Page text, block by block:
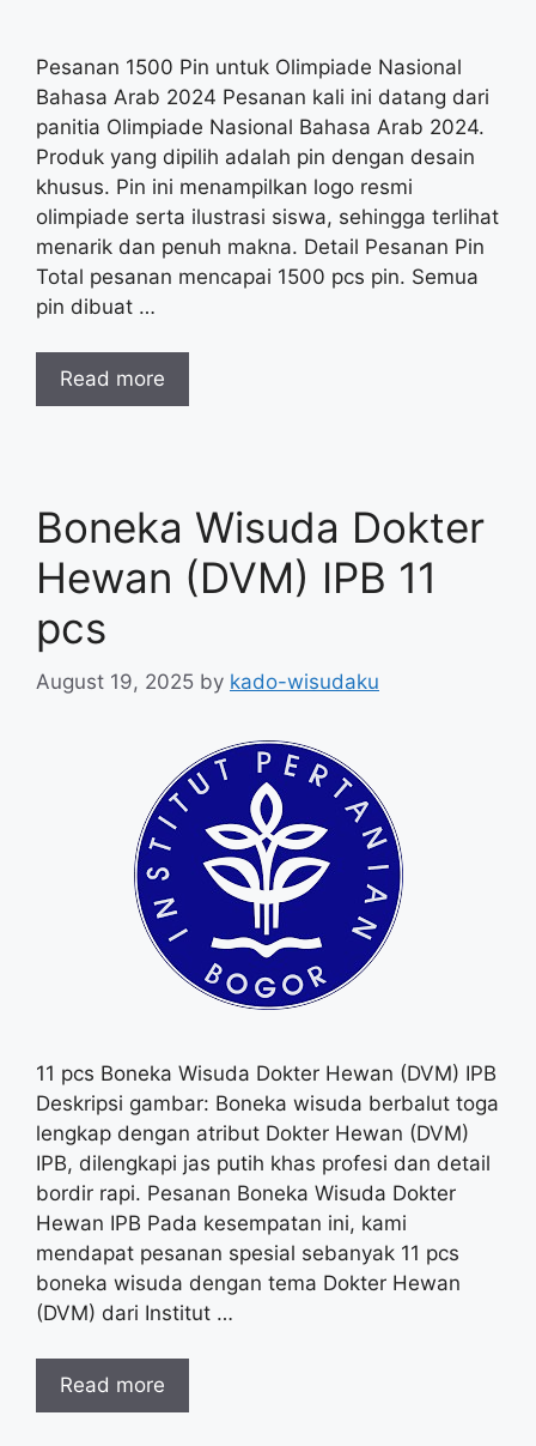
Pesanan 1500 Pin untuk Olimpiade Nasional
Bahasa Arab 2024 Pesanan kali ini datang dari
panitia Olimpiade Nasional Bahasa Arab 2024.
Produk yang dipilih adalah pin dengan desain
khusus. Pin ini menampilkan logo resmi
olimpiade serta ilustrasi siswa, sehingga terlihat
menarik dan penuh makna. Detail Pesanan Pin
Total pesanan mencapai 1500 pcs pin. Semua
pin dibuat …
Read more
Boneka Wisuda Dokter
Hewan (DVM) IPB 11
pcs
August 19, 2025 by kado-wisudaku
11 pcs Boneka Wisuda Dokter Hewan (DVM) IPB
Deskripsi gambar: Boneka wisuda berbalut toga
lengkap dengan atribut Dokter Hewan (DVM)
IPB, dilengkapi jas putih khas profesi dan detail
bordir rapi. Pesanan Boneka Wisuda Dokter
Hewan IPB Pada kesempatan ini, kami
mendapat pesanan spesial sebanyak 11 pcs
boneka wisuda dengan tema Dokter Hewan
(DVM) dari Institut …
Read more